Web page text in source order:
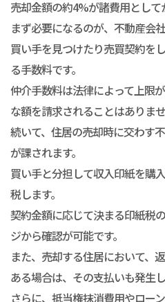
売却金額の約4%が諸費用として
まず必要になるのが、不動産会
買い手を見つけたり売買契約を
る手数料です。
仲介手数料は法律によって上限
な額を請求されることはありませ
続いて、住居の売却時に交わす
が課されます。
買い手と分担して収入印紙を購
税します。
契約金額に応じて決まる印紙税
ジから確認が可能です。
また、売却する住居において、
ある場合は、その支払いも発生し
さらに、抵当権抹消費用やロー